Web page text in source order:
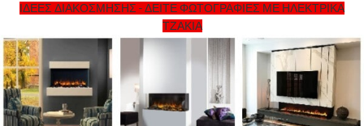
ΙΔΕΕΣ ΔΙΑΚΟΣΜΗΣΗΣ - ΔΕΙΤΕ ΦΩΤΟΓΡΑΦΙΕΣ ΜΕ ΗΛΕΚΤΡΙΚΑ
ΤΖΑΚΙΑ